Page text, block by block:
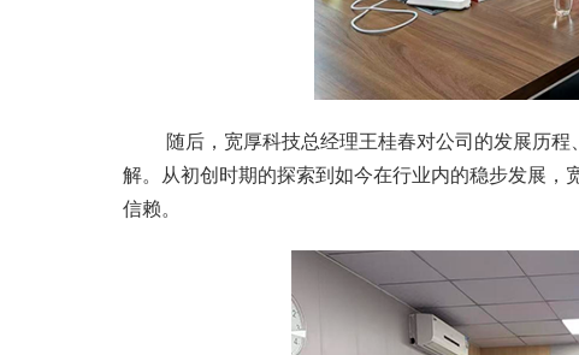
随后，宽厚科技总经理王桂春对公司的发展历程
解。从初创时期的探索到如今在行业内的稳步发展
信赖。